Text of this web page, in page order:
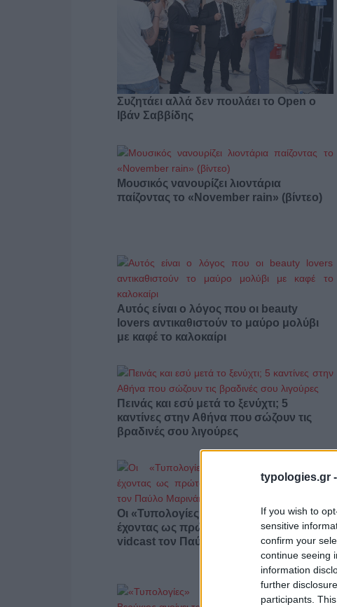
typologies.gr -
If you wish to
sensitive
confirm your
continue seeing
information
further
participants.
Συζητάει αλλά δεν πουλάει το Open ο
Ιβάν Σαββίδης
Μουσικός νανουρίζει λιοντάρια
παίζοντας το «November rain» (βίντεο)
Αυτός είναι ο λόγος που οι beauty
lovers αντικαθιστούν το μαύρο μολύβι
με καφέ το καλοκαίρι
Πεινάς και εσύ μετά το ξενύχτι; 5
καντίνες στην Αθήνα που σώζουν τις
βραδινές σου λιγούρες
Οι «Τυπολογίες» περνούν στην εικόνα,
έχοντας ως πρώτο καλεσμένο στο νέο
vidcast τον Παύλο Μαρινάκη